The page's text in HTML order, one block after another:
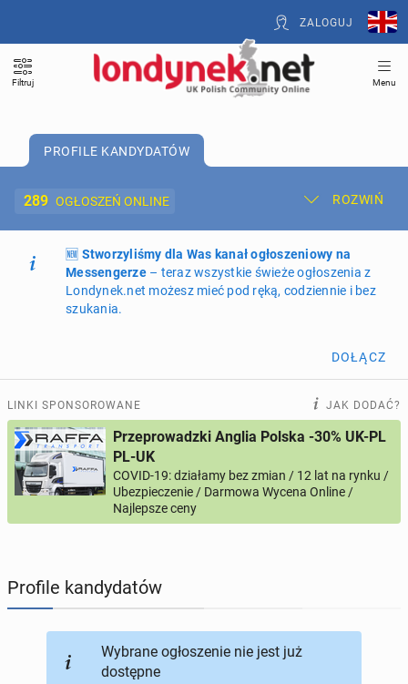
ZALOGUJ
Filtruj Menu
PROFILE KANDYDATÓW
289 OGŁOSZEŃ ONLINE ROZWIŃ
Dodaj ogłoszenie Moje ogłoszenia
Oferta i cennik ogłoszeń
ogłoszeń online
PROFILE KANDYDATÓW 289 profili online
USŁUGI 165ogłoszeń online
KUPIĘ & SPRZEDAM
🆕 Stworzyliśmy dla Was kanał ogłoszeniowy na
Messengerze– teraz wszystkie świeże ogłoszenia z
Londynek.net możesz mieć pod ręką, codziennie i bez
szukania.
DOŁĄCZ
LINKI SPONSOROWANE JAK DODAĆ?
Przeprowadzki Anglia Polska -30% UK-PL
PL-UK
COVID-19: działamy bez zmian / 12 lat na rynku /
Ubezpieczenie / Darmowa Wycena Online /
Najlepsze ceny
Profile kandydatów
Wybrane ogłoszenie nie jest już
dostępne